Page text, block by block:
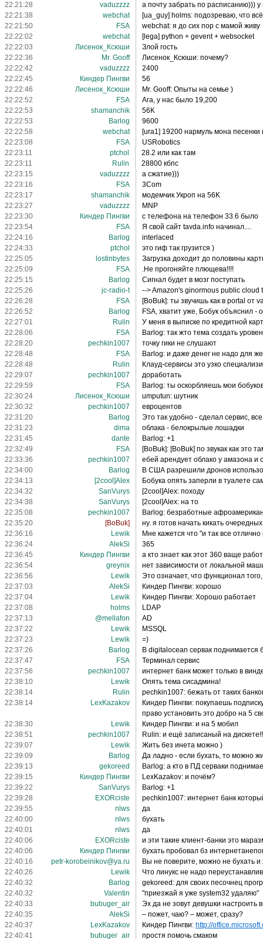
22:21:28
vaduzzzz
а почту забрать по расписанию))) у
22:21:38
webchat
[ua_guy] holms: подозреваю, что
22:21:50
FSA
webchat: я до сих пор с мамой живу
22:22:02
webchat
[lega] python + gevent + websocket
22:22:03
Лисенок_Ксюши
Злой гость
22:22:36
Mr. Gooff
Лисенок_Ксюши: почему?
22:22:42
vaduzzzz
2400
22:22:45
Киндер Пингви
56
22:22:46
Лисенок_Ксюши
Mr. Gooff: Опыты на семье )
22:22:52
FSA
Ага, у нас было 19,200
22:22:53
shamanchik
56K
22:22:53
Barlog
9600
22:22:58
webchat
[ura1] 19200 нармуль мона песенки
22:23:08
FSA
USRobotics
22:23:11
ptchol
28.2 или как там
22:23:11
Rulin
28800 кбпс
22:23:15
vaduzzzz
а сжатие)))
22:23:16
FSA
3Com
22:23:17
shamanchik
модемчик Укроп на 56K
22:23:27
vaduzzzz
MNP
22:23:30
Киндер Пингви
с телефона на телефон 33.6 было
22:23:54
FSA
Я свой сайт tavda.info начинал....
22:24:16
Barlog
interlaced
22:24:33
ptchol
это гиф так грузится )
22:25:05
lostinbytes
Загрузка доходит до половины
22:25:09
FSA
.Не прогоняйте плющева!!!!
22:25:15
Barlog
Сигнал будет в мозг поступать
22:25:26
jc-radio-t
--> Amazon's ginormous public cloud
22:26:28
FSA
[BoBuk]: ты звучишь как в portal от
22:26:52
Barlog
FSA, хватит уже, Бобук объяснил -
22:27:01
Rulin
У меня в выписке по кредитной
22:28:06
FSA
Barlog: так жто тема создать
22:28:20
pechkin1007
точку гики не слушают
22:28:48
FSA
Barlog: и даже денег не надо для
22:28:48
Rulin
Клауд-сервисы это узко
22:29:07
pechkin1007
доработать
22:29:59
FSA
Barlog: ты оскорбляешь мои
22:30:24
Лисенок_Ксюши
umputun: шутник
22:30:32
pechkin1007
евроцентов
22:31:20
Barlog
Это так удобно - сделал сервис,
22:31:23
dima
облака - белокрылые лошадки
22:31:45
dante
Barlog: +1
22:32:49
FSA
[BoBuk]: [BoBuk] по звукак как это
22:33:36
pechkin1007
ебей арендует облако у амазона и
22:34:00
Barlog
В США разрешили дронов
22:34:13
[2cool]Alex
Бобука опять заперли в туалете
22:34:32
SanVurys
[2cool]Alex: походу
22:34:38
SanVurys
[2cool]Alex: на то
22:35:08
pechkin1007
Barlog: безработные
22:35:20
[BoBuk]
ну. я готов начать кикать
22:36:16
Lewik
Мне кажется что "и так все
22:36:24
AlekSi
365
22:36:45
Киндер Пингви
а кто знает как этот 360 ваще
22:36:54
greynix
нет зависимости от локальной
22:36:56
Lewik
Это означает, что функционал
22:37:03
AlekSi
Киндер Пингви: хорошо
22:37:04
Lewik
Киндер Пингви: Хорошо работает
22:37:08
holms
LDAP
22:37:13
@mellafon
AD
22:37:22
Lewik
MSSQL
22:37:23
Lewik
=)
22:37:26
Barlog
В digitalocean сервак поднимается
22:37:47
FSA
Терминал сервис
22:37:56
pechkin1007
интернет банк может только в
22:38:10
Lewik
Опять тема сисадмина!
22:38:14
Rulin
pechkin1007: бежать от таких
22:38:14
LexKazakov
Киндер Пингви: покупаешь
право установить это добро на 5
22:38:30
Lewik
Киндер Пингви: и на 5 мобил
22:38:51
pechkin1007
Rulin: и ещё записаный на
22:39:07
Lewik
Жить без инета можно )
22:39:09
Barlog
Да ладно - если бухать, то можно
22:39:13
gekoreed
Barlog: а кто в ПД серваки
22:39:15
Киндер Пингви
LexKazakov: и почём?
22:39:22
SanVurys
Barlog: +1
22:39:28
EXORciste
pechkin1007: интернет банк
22:39:55
nlws
да
22:40:00
nlws
бухать
22:40:01
nlws
да
22:40:06
EXORciste
и эти такие клиент-банки это
22:40:06
Киндер Пингви
бухать пробовал бз
22:40:16
petr-korobeinikov@ya.ru
Вы не поверите, можно не бухать и
22:40:26
Lewik
Что линукс не надо
22:40:32
Barlog
gekoreed: для своих песочнец
22:40:32
Valentin
"приезжай я уже system32 удаляю"
22:40:33
bubuger_air
Эх да не зовут девушки настроить
22:40:35
AlekSi
– пожет, чаю? – может, сразу?
22:40:37
LexKazakov Киндер Пингви: http://
22:40:41
bubuger_air простя помочь смаком